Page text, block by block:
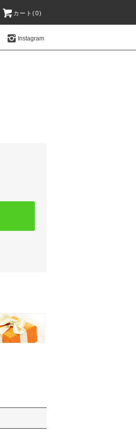
カート(0)
Instagram